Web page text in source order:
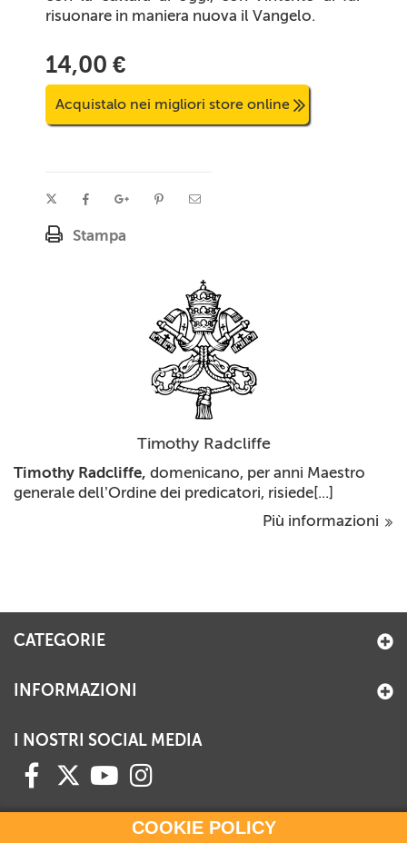
risuonare in maniera nuova il Vangelo.
14,00 €
Acquistalo nei migliori store online
Stampa
Timothy Radcliffe
Timothy Radcliffe, domenicano, per anni Maestro
generale dell’Ordine dei predicatori, risiede[...]
Più informazioni
COOKIE POLICY
CATEGORIE
INFORMAZIONI
I NOSTRI SOCIAL MEDIA
HAI BISOGNO DI INFORMAZIONI?